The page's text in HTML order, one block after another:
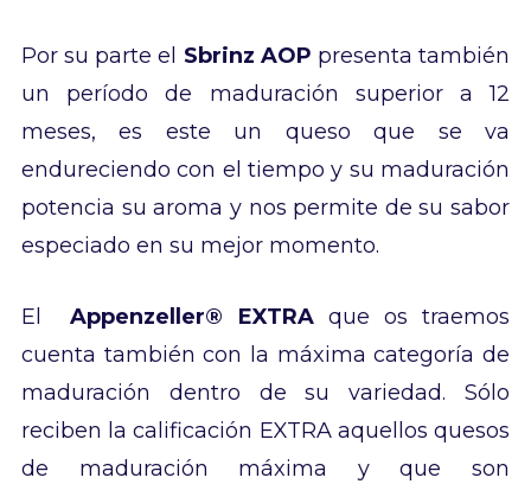
Por su parte el Sbrinz AOP presenta también
un período de maduración superior a 12
meses, es este un queso que se va
endureciendo con el tiempo y su maduración
potencia su aroma y nos permite de su sabor
especiado en su mejor momento.
El Appenzeller® EXTRAque os traemos
cuenta también con la máxima categoría de
maduración dentro de su variedad. Sólo
reciben la calificación EXTRA aquellos quesos
de maduración máxima y que son